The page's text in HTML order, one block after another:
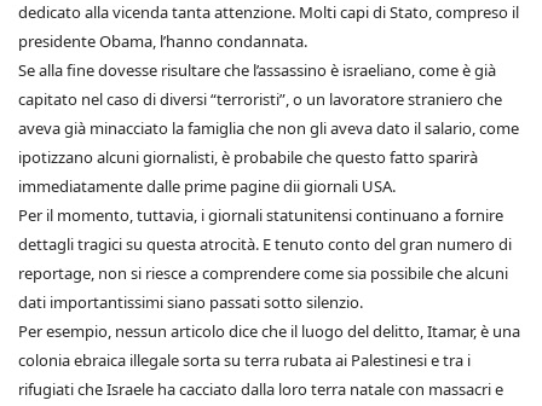
dedicato alla vicenda tanta attenzione. Molti capi di Stato, compreso il
presidente Obama, l’hanno condannata.
Se alla fine dovesse risultare che l’assassino è israeliano, come è già
capitato nel caso di diversi “terroristi”, o un lavoratore straniero che
aveva già minacciato la famiglia che non gli aveva dato il salario, come
ipotizzano alcuni giornalisti, è probabile che questo fatto sparirà
immediatamente dalle prime pagine dii giornali USA.
Per il momento, tuttavia, i giornali statunitensi continuano a fornire
dettagli tragici su questa atrocità. E tenuto conto del gran numero di
reportage, non si riesce a comprendere come sia possibile che alcuni
dati importantissimi siano passati sotto silenzio.
Per esempio, nessun articolo dice che il luogo del delitto, Itamar, è una
colonia ebraica illegale sorta su terra rubata ai Palestinesi e tra i
rifugiati che Israele ha cacciato dalla loro terra natale con massacri e